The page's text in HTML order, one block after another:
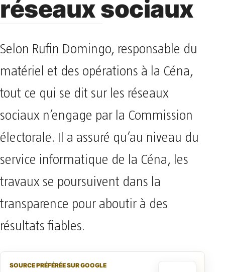
réseaux sociaux
Selon Rufin Domingo, responsable du
matériel et des opérations à la Céna,
tout ce qui se dit sur les réseaux
sociaux n’engage par la Commission
électorale. Il a assuré qu’au niveau du
service informatique de la Céna, les
travaux se poursuivent dans la
transparence pour aboutir à des
résultats fiables.
SOURCE PRÉFÉRÉE SUR GOOGLE